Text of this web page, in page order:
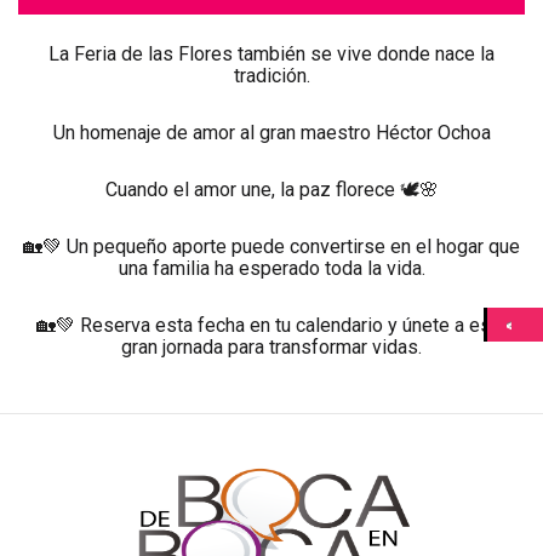
La Feria de las Flores también se vive donde nace la
tradición.
Un homenaje de amor al gran maestro Héctor Ochoa
Cuando el amor une, la paz florece 🕊️🌸
🏡💚 Un pequeño aporte puede convertirse en el hogar que
una familia ha esperado toda la vida.
🏡💚 Reserva esta fecha en tu calendario y únete a esta
gran jornada para transformar vidas.